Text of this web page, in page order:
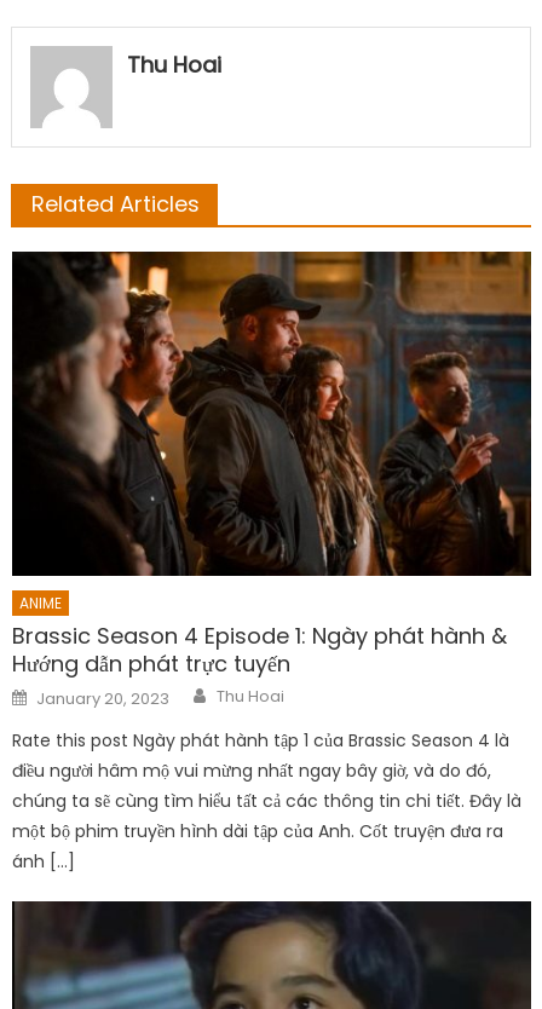
Thu Hoai
Related Articles
ANIME
Brassic Season 4 Episode 1: Ngày phát hành &
Hướng dẫn phát trực tuyến
Posted
on
January 20, 2023 Author
Thu Hoai
Rate this post Ngày phát hành tập 1 của Brassic Season 4 là
điều người hâm mộ vui mừng nhất ngay bây giờ, và do đó,
chúng ta sẽ cùng tìm hiểu tất cả các thông tin chi tiết. Đây là
một bộ phim truyền hình dài tập của Anh. Cốt truyện đưa ra
ánh […]